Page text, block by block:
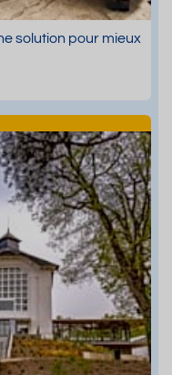
solution pour mieux